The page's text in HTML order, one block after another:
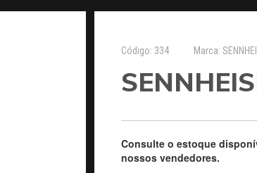
Código: 334 Marca:
Consulte o estoque
nossos vendedores.